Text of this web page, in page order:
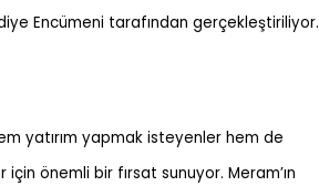
Encümeni tarafından gerçekleştiriliyor.
yatırım yapmak isteyenler hem de
önemli bir fırsat sunuyor. Meram’ın